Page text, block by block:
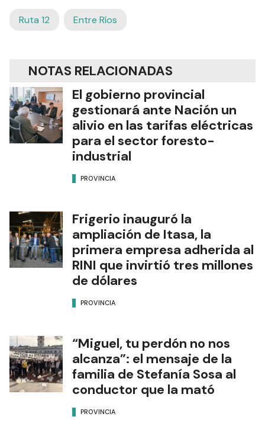
Ruta 12 Entre Ríos
NOTAS RELACIONADAS
El gobierno provincial
gestionará ante Nación un
alivio en las tarifas eléctricas
para el sector foresto-
industrial
PROVINCIA
Frigerio inauguró la
ampliación de Itasa, la
primera empresa adherida al
RINI que invirtió tres millones
de dólares
PROVINCIA
“Miguel, tu perdón no nos
alcanza”: el mensaje de la
familia de Stefanía Sosa al
conductor que la mató
PROVINCIA